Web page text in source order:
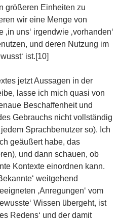
größeren Einheiten zu
wir eine Menge von
uns‘ irgendwie ‚vorhanden‘
und deren Nutzung im
ist.[10]
jetzt Aussagen in der
lasse ich mich quasi von
Beschaffenheit und
Gebrauchs nicht vollständig
Sprachbenutzer so). Ich
geäußert habe, das
und dann schauen, ob
Kontexte einordnen kann.
weitgehend
‚Anregungen‘ vom
Wissen übergeht, ist
Redens‘ und der damit